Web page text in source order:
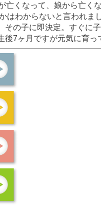
亡くなって、娘から亡く
はわからないと言われ
の子に即決定。すぐに
7ヶ月ですが元気に育っ